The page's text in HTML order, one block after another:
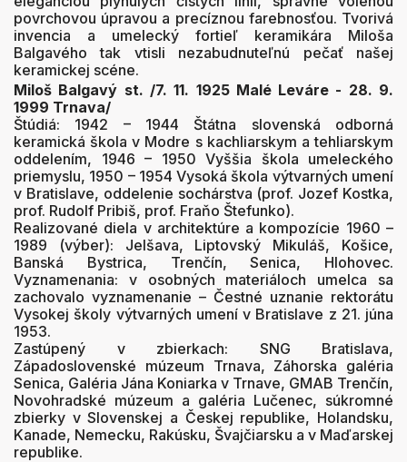
povrchovou úpravou a precíznou farebnosťou. Tvorivá
invencia a umelecký fortieľ keramikára Miloša
Balgavého tak vtisli nezabudnuteľnú pečať našej
keramickej scéne.
Miloš Balgavý st. /7. 11. 1925 Malé Leváre - 28. 9.
1999 Trnava/
Štúdiá: 1942 – 1944 Štátna slovenská odborná
keramická škola v Modre s kachliarskym a tehliarskym
oddelením, 1946 – 1950 Vyššia škola umeleckého
priemyslu, 1950 – 1954 Vysoká škola výtvarných umení
v Bratislave, oddelenie sochárstva (prof. Jozef Kostka,
prof. Rudolf Pribiš, prof. Fraňo Štefunko).
Realizované diela v architektúre a kompozície 1960 –
1989 (výber): Jelšava, Liptovský Mikuláš, Košice,
Banská Bystrica, Trenčín, Senica, Hlohovec.
Vyznamenania: v osobných materiáloch umelca sa
zachovalo vyznamenanie – Čestné uznanie rektorátu
Vysokej školy výtvarných umení v Bratislave z 21. júna
1953.
Zastúpený v zbierkach: SNG Bratislava,
Západoslovenské múzeum Trnava, Záhorska galéria
Senica, Galéria Jána Koniarka v Trnave, GMAB Trenčín,
Novohradské múzeum a galéria Lučenec, súkromné
zbierky v Slovenskej a Českej republike, Holandsku,
Kanade, Nemecku, Rakúsku, Švajčiarsku a v Maďarskej
republike.